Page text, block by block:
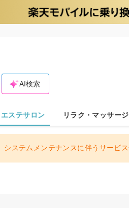
AI検索
エステサロン リラク・マッサー
システムメンテナンスに伴うサービ